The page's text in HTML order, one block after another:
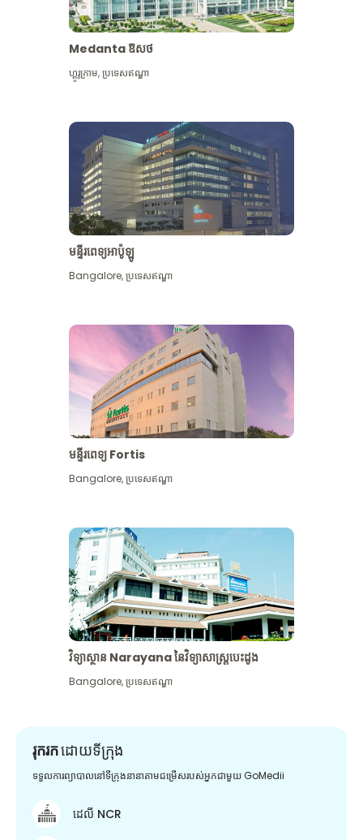
មើល​ច្រើន​ទៀត
Medanta ឱសថ
ហ្គូរូក្រាម,ប្រទេសឥណ្ឌា
មន្ទីរពេទ្យអាប៉ូឡូ
Bangalore,ប្រទេសឥណ្ឌា
មន្ទីរពេទ្យ Fortis
Bangalore,ប្រទេសឥណ្ឌា
វិទ្យាស្ថាន Narayana នៃវិទ្យាសាស្រ្តបេះដូង
Bangalore,ប្រទេសឥណ្ឌា
រុករកដោយទីក្រុង
ទទួលការព្យាបាលនៅទីក្រុងនានាតាមជម្រើសរបស់អ្នកជាមួយ GoMedii
ដេលី NCR